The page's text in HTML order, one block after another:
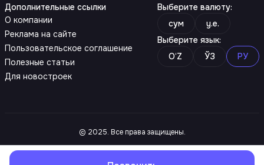
Дополнительные ссылки
О компании
Реклама на сайте
Пользовательское соглашение
Полезные статьи
Для новостроек
Выберите валюту:
сум
y.e.
Выберите язык:
O‘Z
ЎЗ РУ
© 2025. Все права защищены.